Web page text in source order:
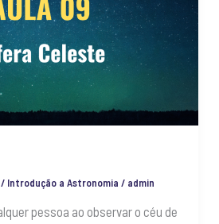
/ Introdução a Astronomia / admin
pessoa ao observar o céu de